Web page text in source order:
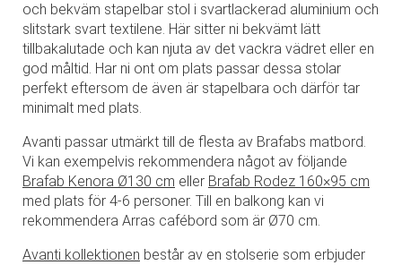
och bekväm stapelbar stol i svartlackerad aluminium och
slitstark svart textilene. Här sitter ni bekvämt lätt
tillbakalutade och kan njuta av det vackra vädret eller en
god måltid. Har ni ont om plats passar dessa stolar
perfekt eftersom de även är stapelbara och därför tar
minimalt med plats.
Avanti passar utmärkt till de flesta av Brafabs matbord.
Vi kan exempelvis rekommendera något av följande
Brafab Kenora Ø130 cm eller Brafab Rodez 160×95 cm
med plats för 4-6 personer. Till en balkong kan vi
rekommendera Arras cafébord som är Ø70 cm.
Avanti kollektionen består av en stolserie som erbjuder